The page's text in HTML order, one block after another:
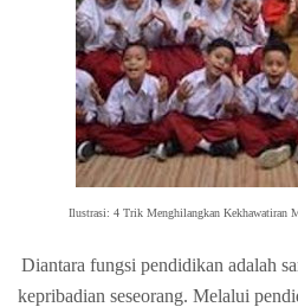
Ilustrasi: 4 Trik Menghilangkan Kekhawatiran
Diantara fungsi pendidikan adalah
kepribadian seseorang. Melalui